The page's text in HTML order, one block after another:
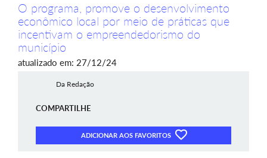
O programa, promove o desenvolvimento
econômico local por meio de práticas que
incentivam o empreendedorismo do
município
atualizado em: 27/12/24
Da Redação
COMPARTILHE
ADICIONAR AOS FAVORITOS